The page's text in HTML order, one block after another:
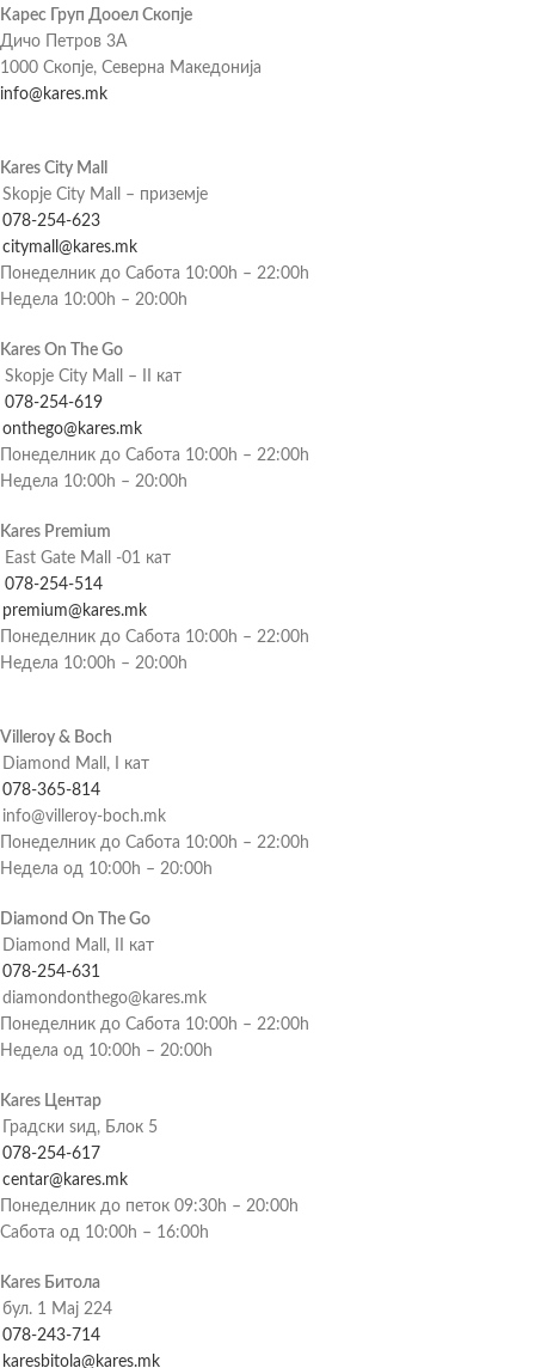
Карес Груп Дооел Скопје
Дичо Петров 3А
1000 Скопје, Северна Македонија
info@kares.mk
Kares City Mall
Skopje City Mall – приземје
078-254-623
citymall@kares.mk
Понеделник до Сабота 10:00h – 22:00h
Недела 10:00h – 20:00h
Kares On The Go
Skopje City Mall – II кат
078-254-619
onthego@kares.mk
Понеделник до Сабота 10:00h – 22:00h
Недела 10:00h – 20:00h
Kares Premium
East Gate Mall -01 кат
078-254-514
premium@kares.mk
Понеделник до Сабота 10:00h – 22:00h
Недела 10:00h – 20:00h
Villeroy & Boch
Diamond Mall, I кат
078-365-814
info@villeroy-boch.mk
Понеделник до Сабота 10:00h – 22:00h
Недела од 10:00h – 20:00h
Diamond On The Go
Diamond Mall, II кат
078-254-631
diamondonthego@kares.mk
Понеделник до Сабота 10:00h – 22:00h
Недела од 10:00h – 20:00h
Kares Центар
Градски ѕид, Блок 5
078-254-617
centar@kares.mk
Понеделник до петок 09:30h – 20:00h
Сабота од 10:00h – 16:00h
Kares Битола
бул. 1 Мај 224
078-243-714
karesbitola@kares.mk